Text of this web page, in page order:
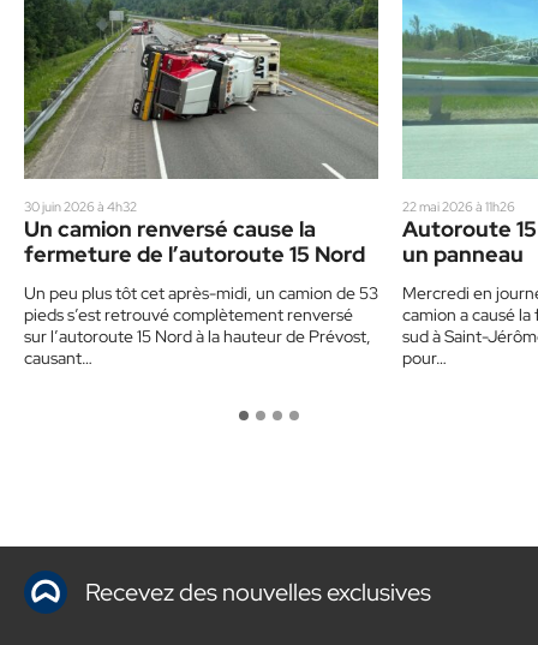
30 juin 2026 à 4h32
Un camion renversé cause la
fermeture de l’autoroute 15 Nord
Un peu plus tôt cet après-midi, un camion de 53
pieds s’est retrouvé complètement renversé
sur l’autoroute 15 Nord à la hauteur de Prévost,
causant…
22 mai 2026 à 11h26
Autoroute
un panneau
Mercredi en
camion a causé
sud à Saint-
pour…
Recevez des nouvelles exclusives